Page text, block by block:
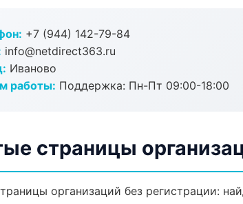
+7 (944) 142-79-84
info@netdirect363.ru
Иваново
работы: Поддержка: Пн-Пт 09:00-18:00
страницы
организаций без регистрации: